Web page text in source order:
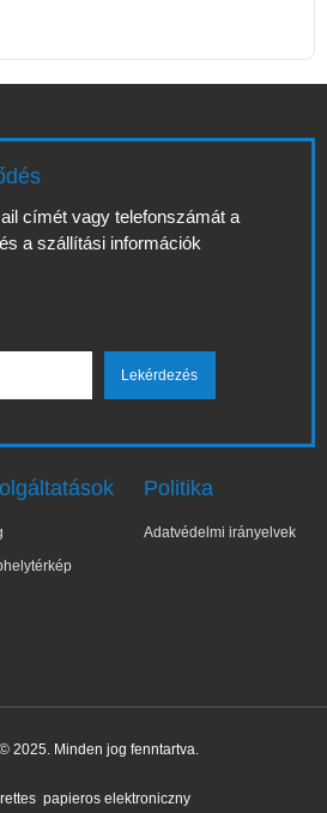
címét vagy telefonszámát a
a szállítási információk
Politika
Adatvédelmi irányelvek
© 2025. Minden jog fenntartva.
papieros elektroniczny
✕